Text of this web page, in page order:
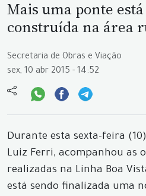
Mais uma ponte
construída na área
Secretaria de Obras e Viação
sex, 10 abr 2015 - 14:52
Durante esta sexta-feira
Luiz Ferri, acompanhou as
realizadas na Linha Boa
está sendo finalizada uma